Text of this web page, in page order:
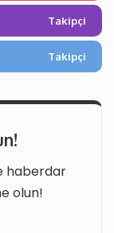
Takipçi
Takipçi
haberdar
olun!